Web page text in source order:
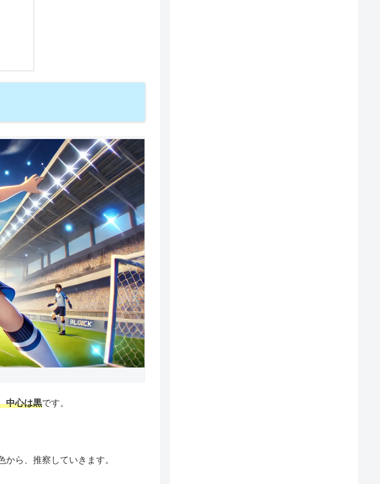
中心は黒です。
ら、推察していきます。